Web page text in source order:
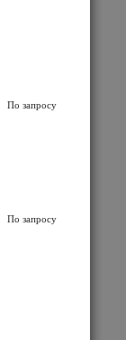
По запросу
По запросу